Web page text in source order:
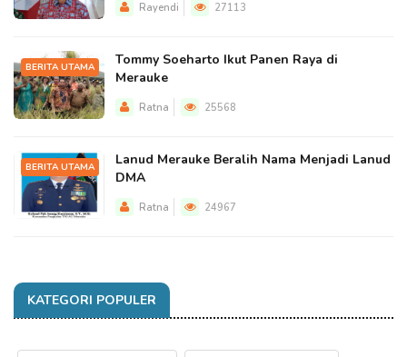
Rayendi 27113
BERITA UTAMA
Tommy Soeharto Ikut Panen Raya di
Merauke
Ratna 25568
BERITA UTAMA
Lanud Merauke Beralih Nama Menjadi Lanud
DMA
Ratna 24967
KATEGORI POPULER